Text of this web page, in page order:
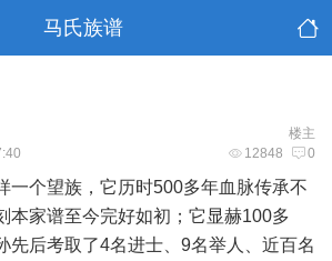
马氏族谱
楼主
12848 0
个望族，它历时500多年血脉传承不
本家谱至今完好如初；它显赫100多
先后考取了4名进士、9名举人、近百名